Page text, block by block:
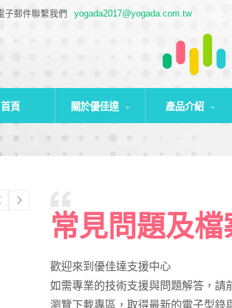
子郵件聯繫我們 yogada2017@yogada.com.tw
首頁 關於優佳達 產品介紹
常見問題及
歡迎來到優佳達支援中心
如需專業的技術支援與問題解答，請
瀏覽下載專區，取得最新的電子型錄